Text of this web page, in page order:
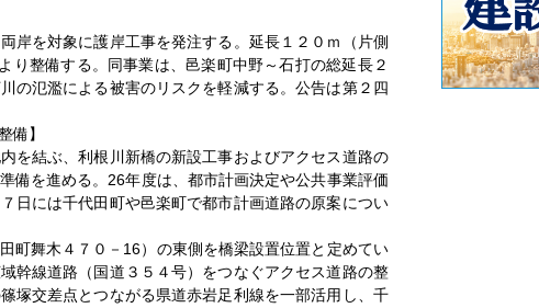
岸を対象に護岸工事を発注する。延長１２０ｍ（片側
り整備する。同事業は、邑楽町中野～石打の総延長２
の氾濫による被害のリスクを軽減する。公告は第２四
備】
を結ぶ、利根川新橋の新設工事およびアクセス道路の
備を進める。26年度は、都市計画決定や公共事業評価
日には千代田町や邑楽町で都市計画道路の原案につい
町舞木４７０－16）の東側を橋梁設置位置と定めてい
幹線道路（国道３５４号）をつなぐアクセス道路の整
塚交差点とつながる県道赤岩足利線を一部活用し、千